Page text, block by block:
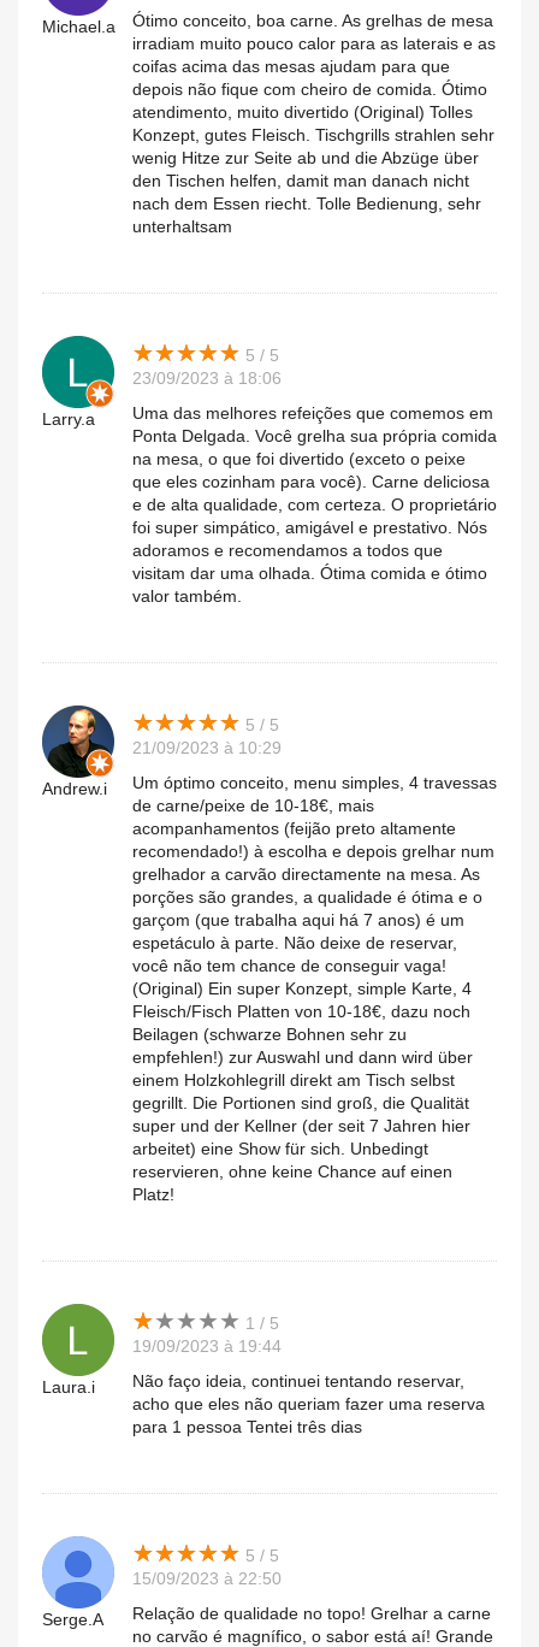
Michael.a
Ótimo conceito, boa carne. As grelhas de mesa
irradiam muito pouco calor para as laterais e as
coifas acima das mesas ajudam para que
depois não fique com cheiro de comida. Ótimo
atendimento, muito divertido (Original) Tolles
Konzept, gutes Fleisch. Tischgrills strahlen sehr
wenig Hitze zur Seite ab und die Abzüge über
den Tischen helfen, damit man danach nicht
nach dem Essen riecht. Tolle Bedienung, sehr
unterhaltsam
Larry.a
★★★★★
★★★★★ 5 / 5
23/09/2023 à 18:06
Uma das melhores refeições que comemos em
Ponta Delgada. Você grelha sua própria comida
na mesa, o que foi divertido (exceto o peixe
que eles cozinham para você). Carne deliciosa
e de alta qualidade, com certeza. O proprietário
foi super simpático, amigável e prestativo. Nós
adoramos e recomendamos a todos que
visitam dar uma olhada. Ótima comida e ótimo
valor também.
Andrew.i
★★★★★
★★★★★ 5 / 5
21/09/2023 à 10:29
Um óptimo conceito, menu simples, 4 travessas
de carne/peixe de 10-18€, mais
acompanhamentos (feijão preto altamente
recomendado!) à escolha e depois grelhar num
grelhador a carvão directamente na mesa. As
porções são grandes, a qualidade é ótima e o
garçom (que trabalha aqui há 7 anos) é um
espetáculo à parte. Não deixe de reservar,
você não tem chance de conseguir vaga!
(Original) Ein super Konzept, simple Karte, 4
Fleisch/Fisch Platten von 10-18€, dazu noch
Beilagen (schwarze Bohnen sehr zu
empfehlen!) zur Auswahl und dann wird über
einem Holzkohlegrill direkt am Tisch selbst
gegrillt. Die Portionen sind groß, die Qualität
super und der Kellner (der seit 7 Jahren hier
arbeitet) eine Show für sich. Unbedingt
reservieren, ohne keine Chance auf einen
Platz!
Laura.i
★★★★★
★★★★★ 1 / 5
19/09/2023 à 19:44
Não faço ideia, continuei tentando reservar,
acho que eles não queriam fazer uma reserva
para 1 pessoa Tentei três dias
Serge.A
★★★★★
★★★★★ 5 / 5
15/09/2023 à 22:50
Relação de qualidade no topo! Grelhar a carne
no carvão é magnífico, o sabor está aí! Grande